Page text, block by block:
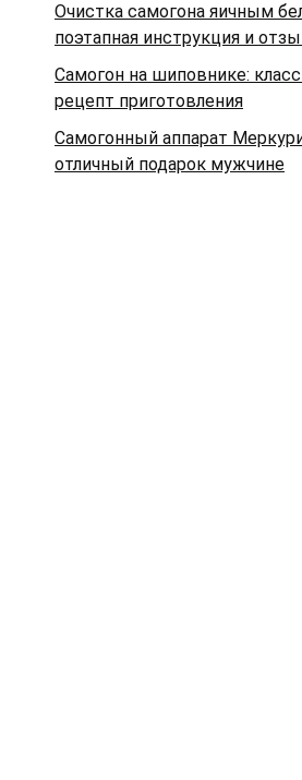
Очистка самогона яичным
поэтапная инструкция и
Самогон на шиповнике:
рецепт приготовления
Самогонный аппарат
отличный подарок мужчине